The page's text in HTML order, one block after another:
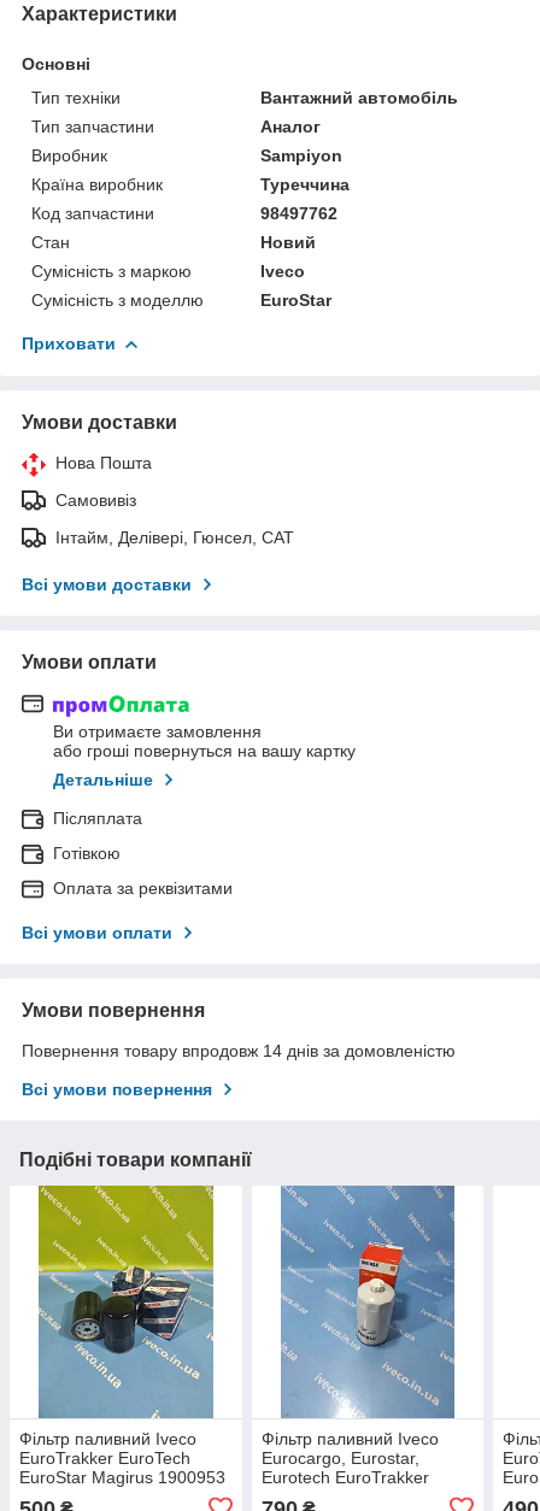
Характеристики
Основні
Тип техніки
Вантажний автомобіль
Тип запчастини
Аналог
Виробник
Sampiyon
Країна виробник
Туреччина
Код запчастини
98497762
Стан
Новий
Сумісність з маркою
Iveco
Сумісність з моделлю
EuroStar
Приховати
Умови доставки
Нова Пошта
Самовивіз
Інтайм, Делівері, Гюнсел, САТ
Всі умови доставки
Умови оплати
Ви отримаєте замовлення
або гроші повернуться на вашу картку
Детальніше
Післяплата
Готівкою
Оплата за реквізитами
Всі умови оплати
Умови повернення
Повернення товару впродовж 14 днів за домовленістю
Всі умови повернення
Подібні товари компанії
Фільтр паливний Iveco
EuroTrakker EuroTech
EuroStar Magirus 1900953
Фільтр паливний Iveco
Eurocargo, Eurostar,
Eurotech EuroTrakker